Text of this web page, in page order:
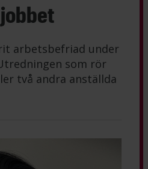
arbetsbefriad under
som rör
två andra anställda